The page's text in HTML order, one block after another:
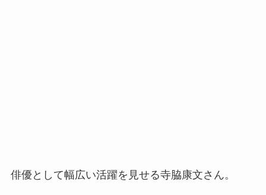
俳優として幅広い活躍を見せる寺脇康文さん。